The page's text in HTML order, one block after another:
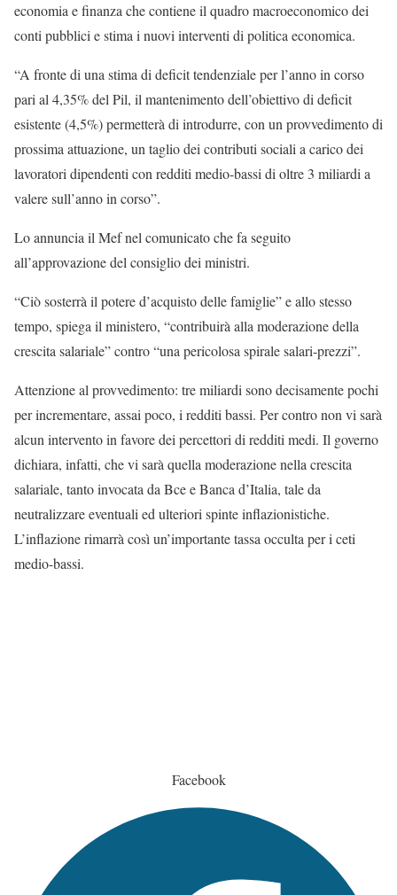
economia e finanza che contiene il quadro macroeconomico dei
conti pubblici e stima i nuovi interventi di politica economica.
“A fronte di una stima di deficit tendenziale per l’anno in corso
pari al 4,35% del Pil, il mantenimento dell’obiettivo di deficit
esistente (4,5%) permetterà di introdurre, con un provvedimento di
prossima attuazione, un taglio dei contributi sociali a carico dei
lavoratori dipendenti con redditi medio-bassi di oltre 3 miliardi a
valere sull’anno in corso”.
Lo annuncia il Mef nel comunicato che fa seguito
all’approvazione del consiglio dei ministri.
“Ciò sosterrà il potere d’acquisto delle famiglie” e allo stesso
tempo, spiega il ministero, “contribuirà alla moderazione della
crescita salariale” contro “una pericolosa spirale salari-prezzi”.
Attenzione al provvedimento: tre miliardi sono decisamente pochi
per incrementare, assai poco, i redditi bassi. Per contro non vi sarà
alcun intervento in favore dei percettori di redditi medi. Il governo
dichiara, infatti, che vi sarà quella moderazione nella crescita
salariale, tanto invocata da Bce e Banca d’Italia, tale da
neutralizzare eventuali ed ulteriori spinte inflazionistiche.
L’inflazione rimarrà così un’importante tassa occulta per i ceti
medio-bassi.
Facebook